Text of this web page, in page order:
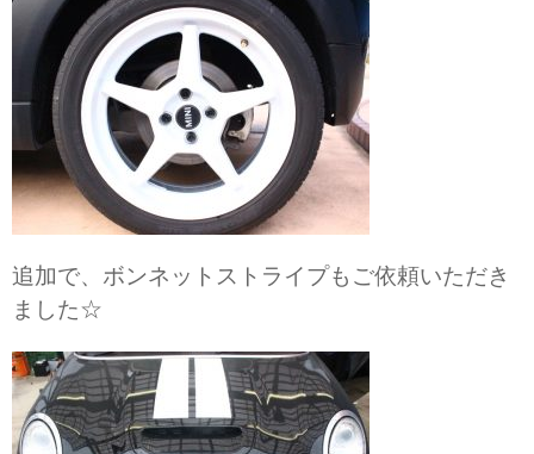
追加で、ボンネットストライプもご依頼いただき
ました☆